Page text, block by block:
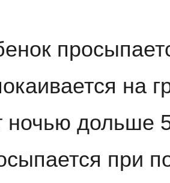
на
ночью дольше
при